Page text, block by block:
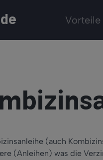
Vorteile
(auch
(Anleihen) was die